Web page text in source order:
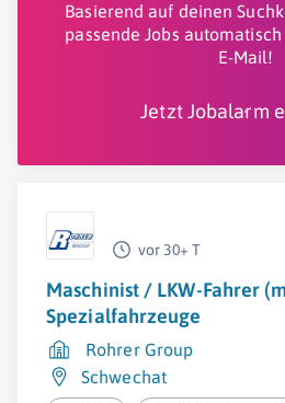
Basierend auf deinen
passende Jobs
E-Mail!
Jetzt Jobalarm
vor 30+ T
Maschinist / LKW-Fahrer
Spezialfahrzeuge
Rohrer Group
Schwechat